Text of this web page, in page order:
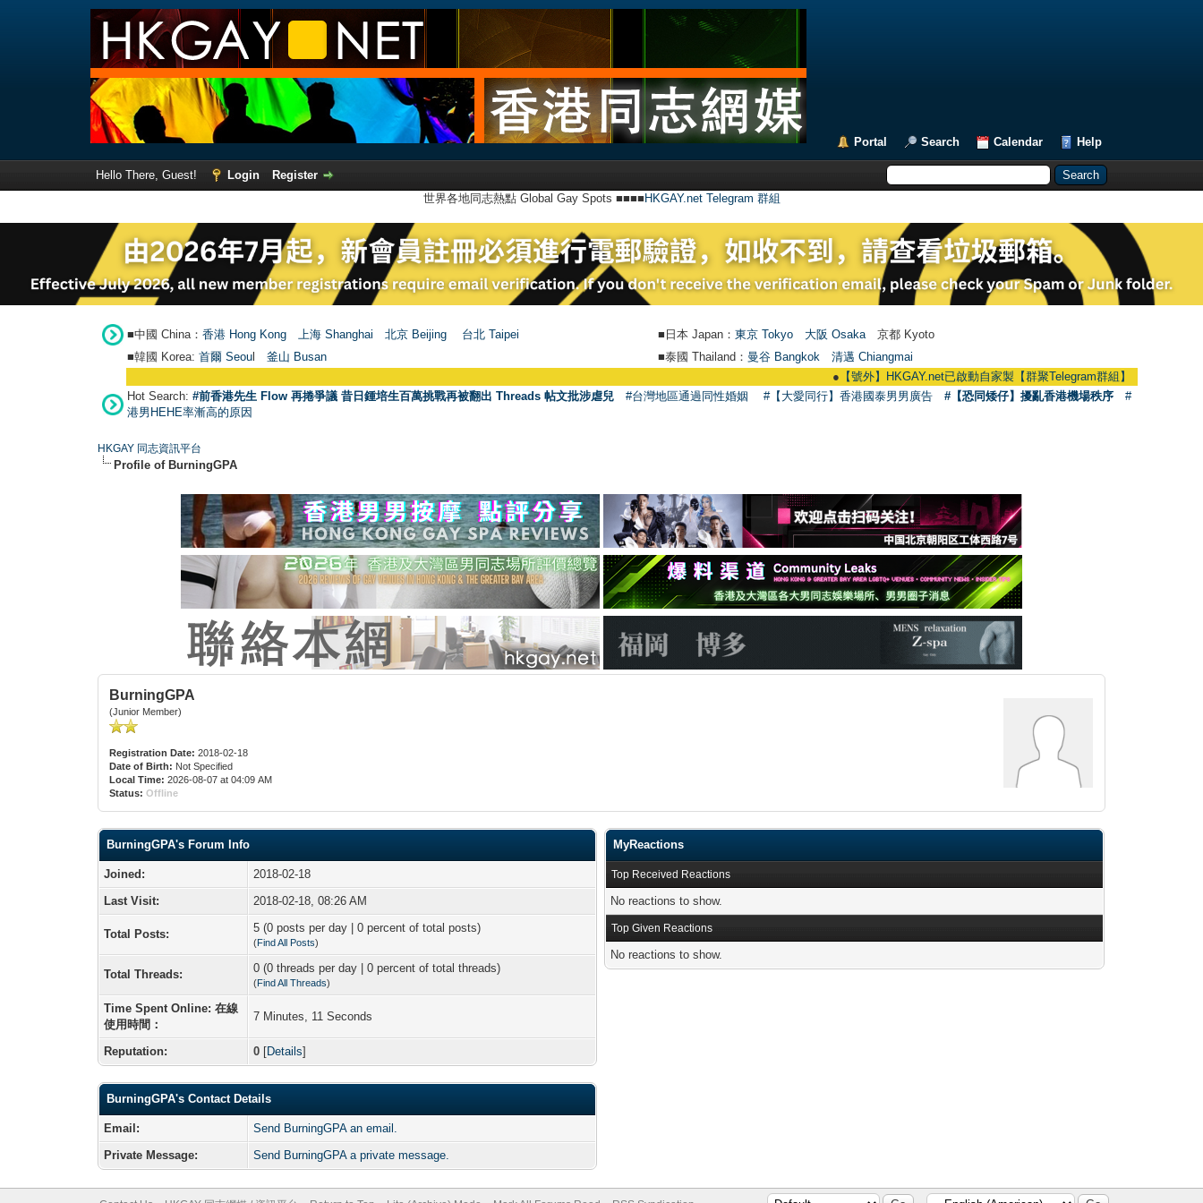
Portal Search Calendar Help
Hello There, Guest! Login
Register
世界各地同志熱點 Global Gay Spots ■■■■ HKGAY.net Telegram 群組
■中國 China： 香港 Hong Kong 上海 Shanghai 北京 Beijing 台北 Taipei ■日本 Japan： 東京 Tokyo 大阪 Osaka 京都 Kyoto
■韓國 Korea: 首爾 Seou 釜山 Busan ■泰國 Thailand： 曼谷 Bangkok
清邁 Chiangmai
【號外】HKGAY.net已啟動自家製【群聚Telegram群組】 HKGAY.net
Hot Search: #前香港先生 Flow 再捲爭議 昔日鍾培生百萬挑戰再被翻出 Threads 帖文批涉虐兒 #台灣地區通過同性婚姻 #【大愛同行】香港國泰男男廣告 #【恐同矮仔】擾亂香港機場秩序
#
港男HEHE率漸高的原因
HKGAY 同志資訊平台
Profile of BurningGPA
BurningGPA
(Junior Member)
Registration Date: 2018-02-18
Date of Birth: Not Specified
Local Time: 2026-08-07 at 04:09 AM
Status: Offline
BurningGPA's Forum Info
Joined:
2018-02-18
Last Visit:
2018-02-18, 08:26 AM
Total Posts: 5 (0 posts per day | 0 percent of total posts)
(Find All Posts)
Total Threads: 0 (0 threads per day | 0 percent of total threads)
(Find All Threads)
Time Spent Online: 在線
使用時間：
7 Minutes, 11 Seconds
Reputation: 0 [Details]
BurningGPA's Contact Details
Email:
Send BurningGPA an email.
Private Message:
Send BurningGPA a private message.
MyReactions
Top Received Reactions
No reactions to show.
Top Given Reactions
No reactions to show.